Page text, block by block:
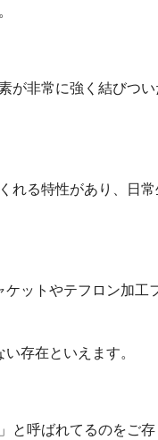
が非常に強く結びつ
れる特性があり、日
ットやテフロン加工
存在といえます。
と呼ばれてるのをご